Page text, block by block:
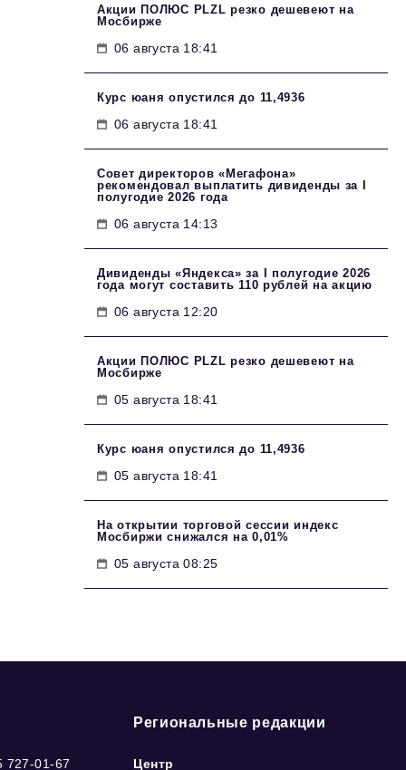
Акции ПОЛЮС PLZL резко дешевеют на
Мосбирже
06 августа 18:41
Курс юаня опустился до 11,4936
06 августа 18:41
Совет директоров «Мегафона»
рекомендовал выплатить дивиденды за I
полугодие 2026 года
06 августа 14:13
Дивиденды «Яндекса» за I полугодие 2026
года могут составить 110 рублей на акцию
06 августа 12:20
Акции ПОЛЮС PLZL резко дешевеют на
Мосбирже
05 августа 18:41
Курс юаня опустился до 11,4936
05 августа 18:41
На открытии торговой сессии индекс
Мосбиржи снижался на 0,01%
05 августа 08:25
727-01-67
Региональные редакции
Центр